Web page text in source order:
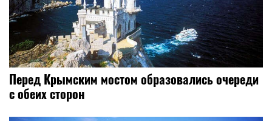
Перед Крымским мостом образовались очереди
с обеих сторон